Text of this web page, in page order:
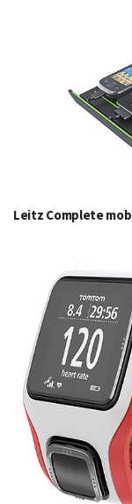
Leitz Complete